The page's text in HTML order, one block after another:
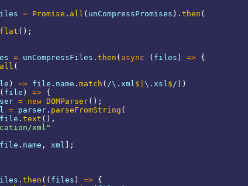
= Promise . all ( unCompressPromises ) . then (
flat ( ) ;
= unCompressFiles . then ( async ( files ) => {
all (
) => file . name . match ( /\. xml$ \. xsl$/ ) )
( file ) => {
= new DOMParser( ) ;
= parser . parseFromString (
. text ( ) ,
xml"
file . name , xml
;
. then ( ( files ) => {